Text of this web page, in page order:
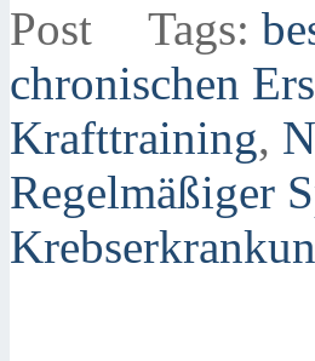
Tags:
chronischen
Krafttraining,
Regelmäßiger